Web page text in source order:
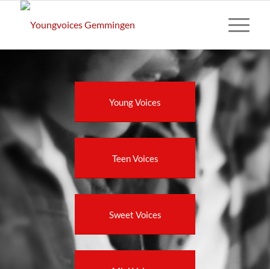
Young Voices
Teen Voices
Sweet Voices